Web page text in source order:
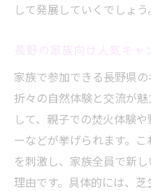
して発展していくでしょう。
家族で参加できる長野県
折々の自然体験と交流が
して、親子での焚火体験
ーなどが挙げられます。
を刺激し、家族全員で新
理由です。具体的には、